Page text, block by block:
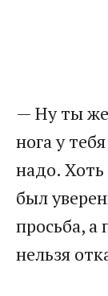
— Ну ты же
нога у
надо. Хоть
был
просьба, а
нельзя